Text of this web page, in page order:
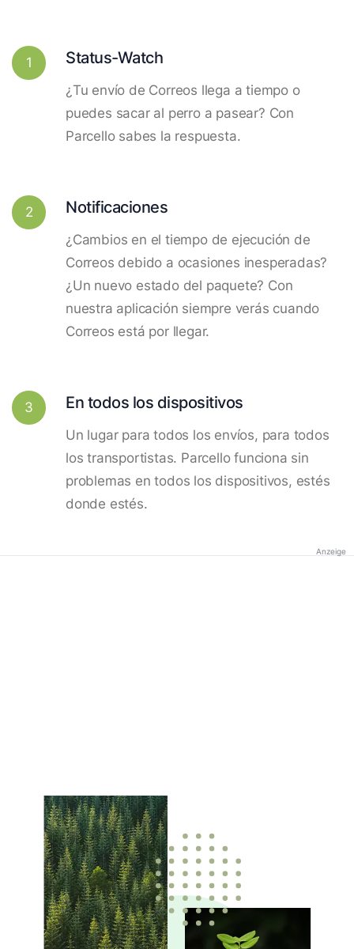
1 Status-Watch
¿Tu envío de Correos llega a tiempo o
puedes sacar al perro a pasear? Con
Parcello sabes la respuesta.
2 Notificaciones
¿Cambios en el tiempo de ejecución de
Correos debido a ocasiones inesperadas?
¿Un nuevo estado del paquete? Con
nuestra aplicación siempre verás cuando
Correos está por llegar.
3 En todos los dispositivos
Un lugar para todos los envíos, para todos
los transportistas. Parcello funciona sin
problemas en todos los dispositivos, estés
donde estés.
Anzeige